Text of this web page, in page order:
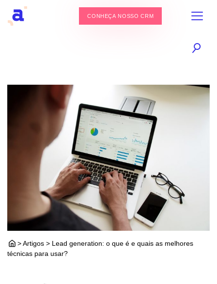
CONHEÇA NOSSO CRM
> Artigos > Lead generation: o que é e quais as melhores
técnicas para usar?